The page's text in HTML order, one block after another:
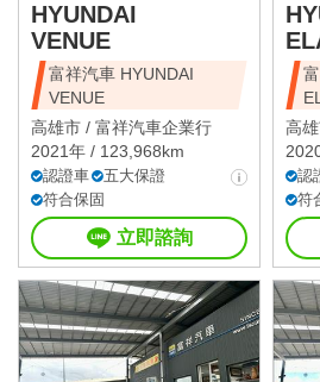
HYUNDAI
VENUE
富祥汽車 HYUNDAI
VENUE
高雄市 / 富祥汽車企業行
2021年 / 123,968km
認證車
五大保證
符合保固
立即諮詢
高
認
符